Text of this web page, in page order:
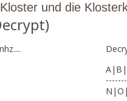
und die
)